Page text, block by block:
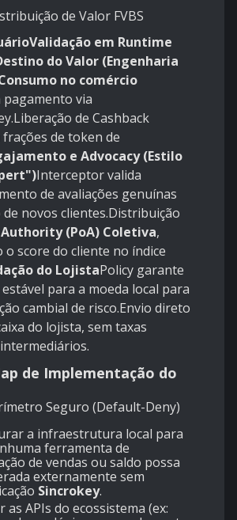
de Valor FVBS
em Runtime
do Valor (Engenharia
no comércio
pagamento via
de Cashback
de token de
e Advocacy (Estilo
Interceptor valida
de avaliações genuínas
de novos clientes.Distribuição
(PoA) Coletiva,
o score do cliente no índice
do LojistaPolicy garante
para a moeda local para
cambial de risco.Envio direto
do lojista, sem taxas
de Implementação do
Seguro (Default-Deny)
a infraestrutura local para
ferramenta de
de vendas ou saldo possa
externamente sem
Sincrokey.
as APIs do ecossistema (ex: